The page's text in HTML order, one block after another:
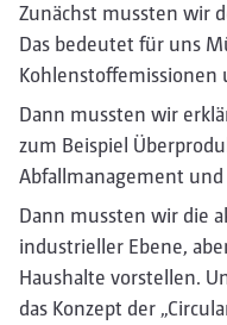
Zunächst mussten wir
Das bedeutet für uns
Kohlenstoffemissionen
Dann mussten wir
zum Beispiel
Abfallmanagement und
Dann mussten wir die
industrieller Ebene,
Haushalte vorstellen.
das Konzept der